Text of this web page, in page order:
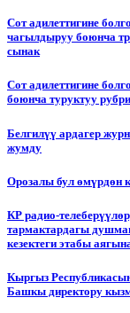
Сот адилеттигине
чагылдыруу боюнча
сынак
Сот адилеттигине
боюнча туруктуу
Белгилүү ардагер
жумду
Орозалы бул өмүрдөн
КР радио-
тармактардагы
кезектеги этабы
Кыргыз
Башкы директору